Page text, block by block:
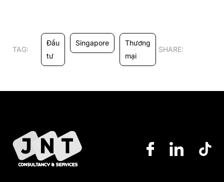
TAG:
Đầu
tư
Singapore
Thương
mại
SHARE: